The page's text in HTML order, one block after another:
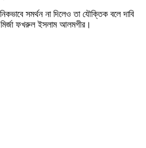
সমর্থন না দিলেও তা যৌক্তিক বলে দাবি
মির্জা ফখরুল ইসলাম আলমগীর।